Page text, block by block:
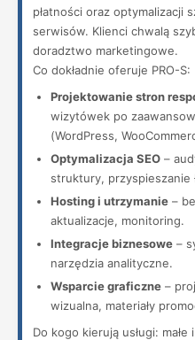
płatności oraz optymalizacji
serwisów. Klienci chwalą
doradztwo marketingowe.
Co dokładnie oferuje PRO-S:
Projektowanie stron
wizytówek po
(WordPress,
Optymalizacja SEO –
struktury, przyspieszanie
Hosting i utrzymanie –
aktualizacje, monitoring.
Integracje biznesowe –
narzędzia analityczne.
Wsparcie graficzne –
wizualna, materiały
Do kogo kierują usługi: